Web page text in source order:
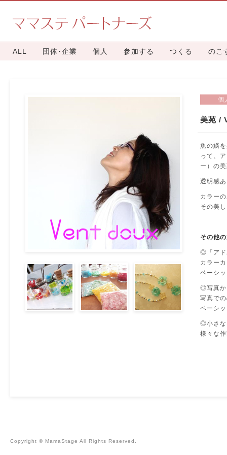
ALL 団体･企業 個人 参加する つくる のこ
個
美苑 /
魚の鱗
って、
ー）の
透明感
カラー
その美
その他
◎「アド
カラー
ベーシ
◎写真か
写真で
ベーシ
◎小さな
様々な
Copyright © MamaStage All Rights Reserved.